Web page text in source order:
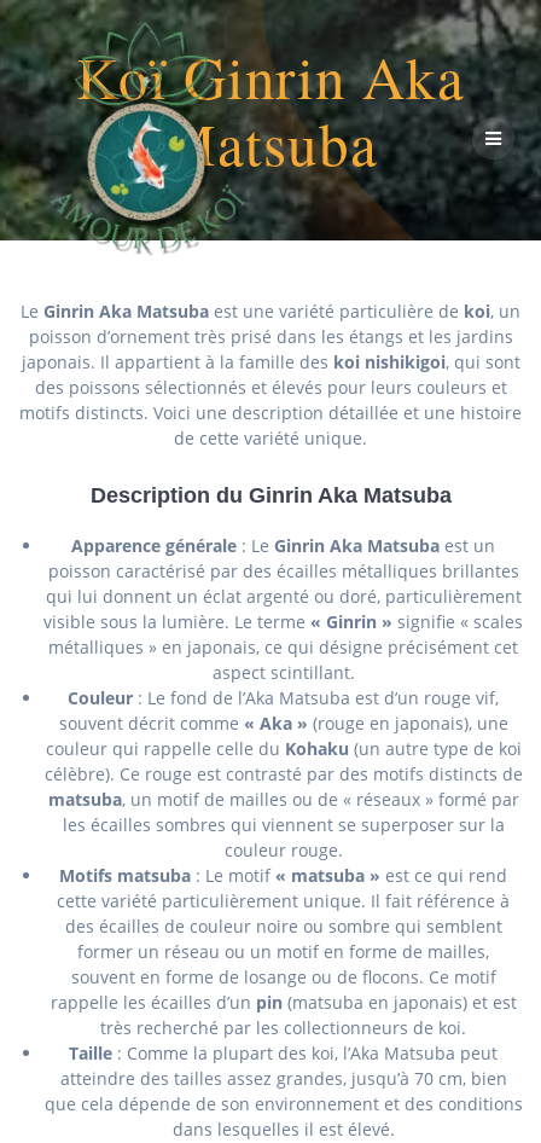
contenu
Koï Ginrin Aka
Matsuba
Le Ginrin Aka Matsuba est une variété particulière de koi, un
poisson d’ornement très prisé dans les étangs et les jardins
japonais. Il appartient à la famille des koi nishikigoi, qui sont
des poissons sélectionnés et élevés pour leurs couleurs et
motifs distincts. Voici une description détaillée et une histoire
de cette variété unique.
Description du Ginrin Aka Matsuba
Apparence générale : Le Ginrin Aka Matsuba est un
poisson caractérisé par des écailles métalliques brillantes
qui lui donnent un éclat argenté ou doré, particulièrement
visible sous la lumière. Le terme « Ginrin » signifie « scales
métalliques » en japonais, ce qui désigne précisément cet
aspect scintillant.
Couleur : Le fond de l’Aka Matsuba est d’un rouge vif,
souvent décrit comme « Aka » (rouge en japonais), une
couleur qui rappelle celle du Kohaku (un autre type de koi
célèbre). Ce rouge est contrasté par des motifs distincts de
matsuba, un motif de mailles ou de « réseaux » formé par
les écailles sombres qui viennent se superposer sur la
couleur rouge.
Motifs matsuba : Le motif « matsuba » est ce qui rend
cette variété particulièrement unique. Il fait référence à
des écailles de couleur noire ou sombre qui semblent
former un réseau ou un motif en forme de mailles,
souvent en forme de losange ou de flocons. Ce motif
rappelle les écailles d’un pin (matsuba en japonais) et est
très recherché par les collectionneurs de koi.
Taille : Comme la plupart des koi, l’Aka Matsuba peut
atteindre des tailles assez grandes, jusqu’à 70 cm, bien
que cela dépende de son environnement et des conditions
dans lesquelles il est élevé.